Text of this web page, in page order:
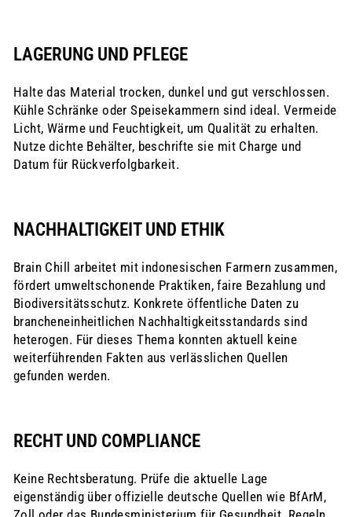
LAGERUNG UND PFLEGE
Halte das Material trocken, dunkel und gut verschlossen.
Kühle Schränke oder Speisekammern sind ideal. Vermeide
Licht, Wärme und Feuchtigkeit, um Qualität zu erhalten.
Nutze dichte Behälter, beschrifte sie mit Charge und
Datum für Rückverfolgbarkeit.
NACHHALTIGKEIT UND ETHIK
Brain Chill arbeitet mit indonesischen Farmern zusammen,
fördert umweltschonende Praktiken, faire Bezahlung und
Biodiversitätsschutz. Konkrete öffentliche Daten zu
brancheneinheitlichen Nachhaltigkeitsstandards sind
heterogen. Für dieses Thema konnten aktuell keine
weiterführenden Fakten aus verlässlichen Quellen
gefunden werden.
RECHT UND COMPLIANCE
Keine Rechtsberatung. Prüfe die aktuelle Lage
eigenständig über offizielle deutsche Quellen wie BfArM,